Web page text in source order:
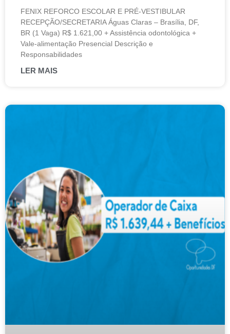
FENIX REFORCO ESCOLAR E PRÉ-VESTIBULAR
RECEPÇÃO/SECRETARIA Águas Claras – Brasília, DF,
BR (1 Vaga) R$ 1.621,00 + Assistência odontológica +
Vale-alimentação Presencial Descrição e
Responsabilidades
LER MAIS